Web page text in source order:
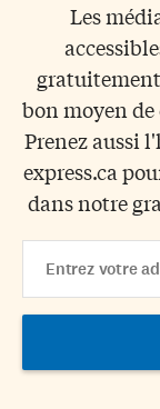
Les
bon moyen de
Prenez aussi
express.ca
dans notre
Address